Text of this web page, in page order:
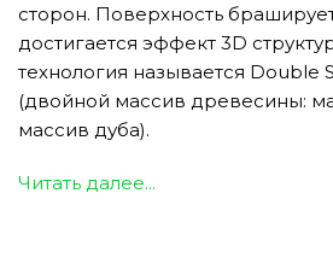
сторон. Поверхность
достигается эффект 3D
технология называется Double
(двойной массив древесины:
массив дуба).
Читать далее...